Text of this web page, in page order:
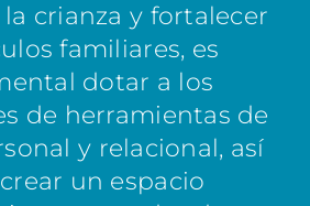
crianza y fortalecer
familiares, es
dotar a los
de herramientas de
y relacional, así
un espacio